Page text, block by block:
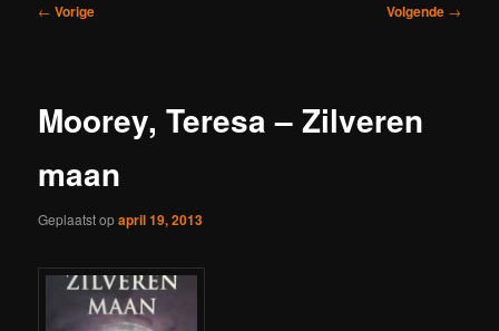
Bericht
← Vorige Volgende →
Moorey, Teresa – Zilveren
maan
Geplaatst opapril 19, 2013